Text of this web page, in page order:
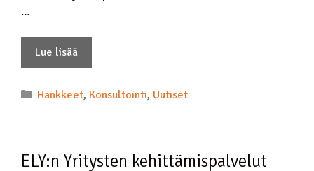
…
Lue lisää
Hankkeet, Konsultointi, Uutiset
ELY:n Yritysten kehittämispalvelut